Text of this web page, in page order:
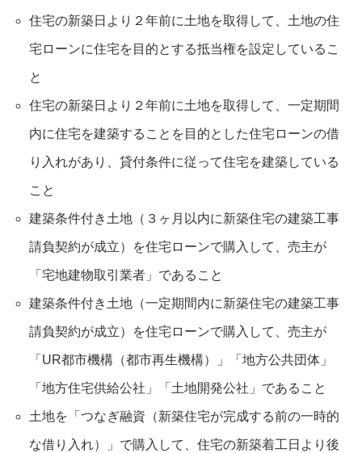
住宅の新築日より２年前に土地を取得して、土地の住
宅ローンに住宅を目的とする抵当権を設定しているこ
と
住宅の新築日より２年前に土地を取得して、一定期間
内に住宅を建築することを目的とした住宅ローンの借
り入れがあり、貸付条件に従って住宅を建築している
こと
建築条件付き土地（３ヶ月以内に新築住宅の建築工事
請負契約が成立）を住宅ローンで購入して、売主が
「宅地建物取引業者」であること
建築条件付き土地（一定期間内に新築住宅の建築工事
請負契約が成立）を住宅ローンで購入して、売主が
「UR都市機構（都市再生機構）」「地方公共団体」
「地方住宅供給公社」「土地開発公社」であること
土地を「つなぎ融資（新築住宅が完成する前の一時的
な借り入れ）」で購入して、住宅の新築着工日より後